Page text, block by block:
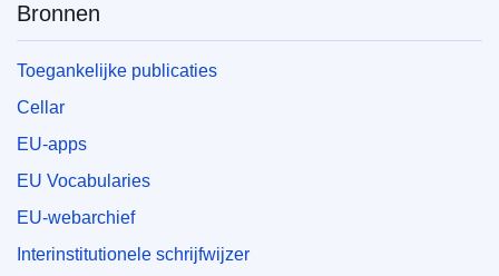
Bronnen
Toegankelijke publicaties
Cellar
EU-apps
EU Vocabularies
EU-webarchief
Interinstitutionele schrijfwijzer